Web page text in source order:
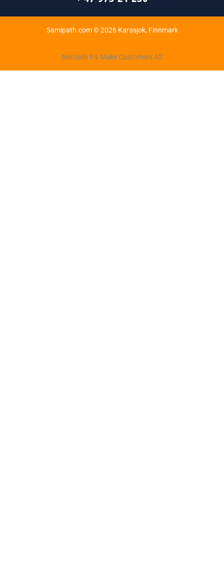
Samipath.com © 2026 Karasjok, Finnmark
Nettside fra Make Customers AS